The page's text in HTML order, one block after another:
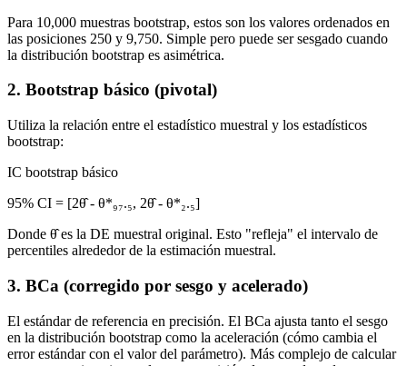
Para 10,000 muestras bootstrap, estos son los valores ordenados en
las posiciones 250 y 9,750. Simple pero puede ser sesgado cuando
la distribución bootstrap es asimétrica.
2. Bootstrap básico (pivotal)
Utiliza la relación entre el estadístico muestral y los estadísticos
bootstrap:
IC bootstrap básico
95% CI = [2θ̂ - θ*₉₇.₅, 2θ̂ - θ*₂.₅]
Donde θ̂ es la DE muestral original. Esto "refleja" el intervalo de
percentiles alrededor de la estimación muestral.
3. BCa (corregido por sesgo y acelerado)
El estándar de referencia en precisión. El BCa ajusta tanto el sesgo
en la distribución bootstrap como la aceleración (cómo cambia el
error estándar con el valor del parámetro). Más complejo de calcular